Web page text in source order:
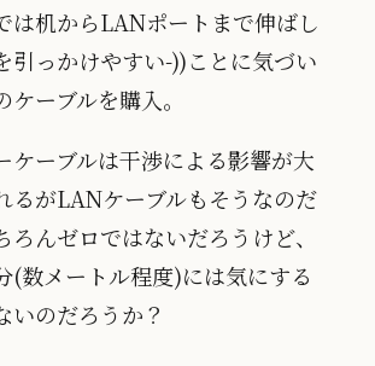
は机からLANポートまで伸ばし
引っかけやすい-))ことに気づい
ーブルを購入。
ケーブルは干渉による影響が大
るがLANケーブルもそうなのだ
ろんゼロではないだろうけど、
(数メートル程度)には気にする
いのだろうか？